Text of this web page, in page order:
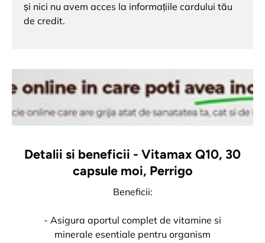
și nici nu avem acces la informațiile cardului tău
de credit.
Detalii si beneficii - Vitamax Q10, 30
capsule moi, Perrigo
Beneficii:
- Asigura aportul complet de vitamine si
minerale esentiale pentru organism